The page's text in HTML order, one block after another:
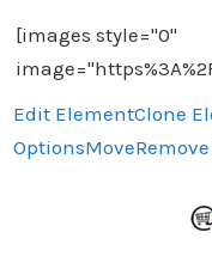
Edit ElementClone
OptionsMove